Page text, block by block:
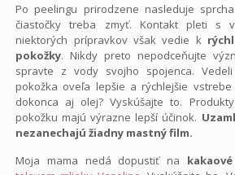
Po peelingu prirodzene nasleduje
čiastočky treba zmyť. Kontakt pleti s
niektorých prípravkov však vedie k
pokožky. Nikdy preto nepodceňujte
spravte z vody svojho spojenca.
pokožka oveľa lepšie a rýchlejšie
dokonca aj olej? Vyskúšajte to.
pokožku majú výrazne lepší účinok.
nezanechajú žiadny mastný film.
Moja mama nedá dopustiť na